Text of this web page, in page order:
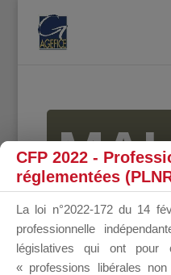
CFP 2022 -
réglementées
La loi n°2022-172 du 14
professionnelle
législatives qui ont pour
« professions libérales